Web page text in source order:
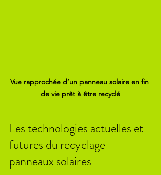
Vue rapprochée d’un panneau solaire en fin
de vie prêt à être recyclé
Les technologies actuelles et
futures du recyclage
panneaux solaires